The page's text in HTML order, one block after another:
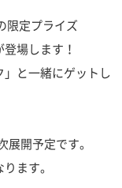
限定プライズ
登場します！
」と一緒にゲットし
展開予定です。
ます。